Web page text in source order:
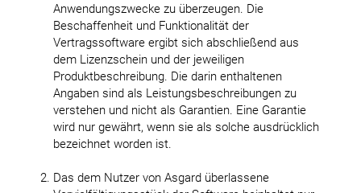
Anwendungszwecke zu überzeugen. Die
Beschaffenheit und Funktionalität der
Vertragssoftware ergibt sich abschließend aus
dem Lizenzschein und der jeweiligen
Produktbeschreibung. Die darin enthaltenen
Angaben sind als Leistungsbeschreibungen zu
verstehen und nicht als Garantien. Eine Garantie
wird nur gewährt, wenn sie als solche ausdrücklich
bezeichnet worden ist.
Das dem Nutzer von Asgard überlassene